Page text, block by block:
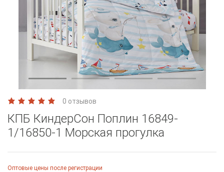
0 отзывов
КПБ КиндерСон Поплин 16849-
1/16850-1 Морская прогулка
Оптовые цены после регистрации